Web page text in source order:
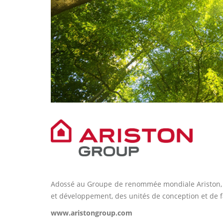
Adossé au Groupe de renommée mondiale
et développement, des unités de conception et
www.aristongroup.com